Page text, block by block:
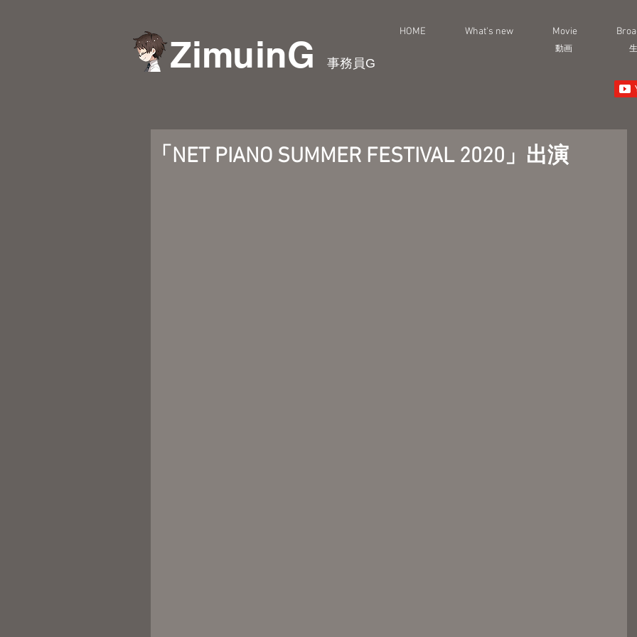
ZimuinG 事務員G
HOME What's new Movie
動画
「NET PIANO SUMMER FESTIVAL 2020」出演